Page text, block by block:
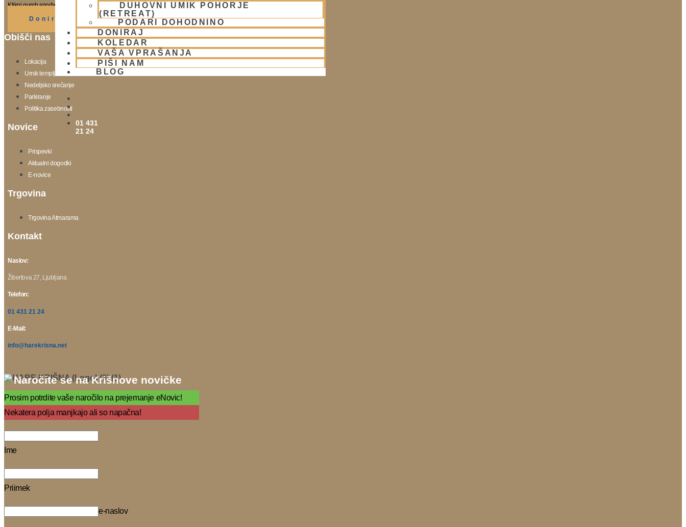
DUHOVNI UMIK POHORJE
(RETREAT)
PODARI DOHODNINO
DONIRAJ
KOLEDAR
VAŠA VPRAŠANJA
PIŠI NAM
BLOG
01 431
21 24
Klikni gumb spodaj.
Doniraj
Obišči nas
Lokacija
Urnik templja
Nedeljsko srečanje
Parkiranje
Politika zasebnosti
Novice
Prispevki
Aktualni dogodki
E-novice
Trgovina
Trgovina Atmarama
Kontakt
Naslov:
Žibertova 27, Ljubljana
Telefon:
01 431 21 24
E-Mail:
info@harekrisna.net
Naročite se na Krišnove novičke
Prosim potrdite vaše naročilo na prejemanje eNovic!
Nekatera polja manjkajo ali so napačna!
Ime
Priimek
e-naslov